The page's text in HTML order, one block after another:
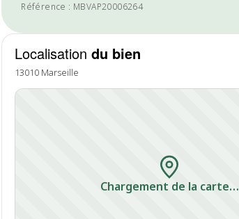
Référence : MBVAP20006264
Localisationdu bien
13010 Marseille
Chargement de la carte…